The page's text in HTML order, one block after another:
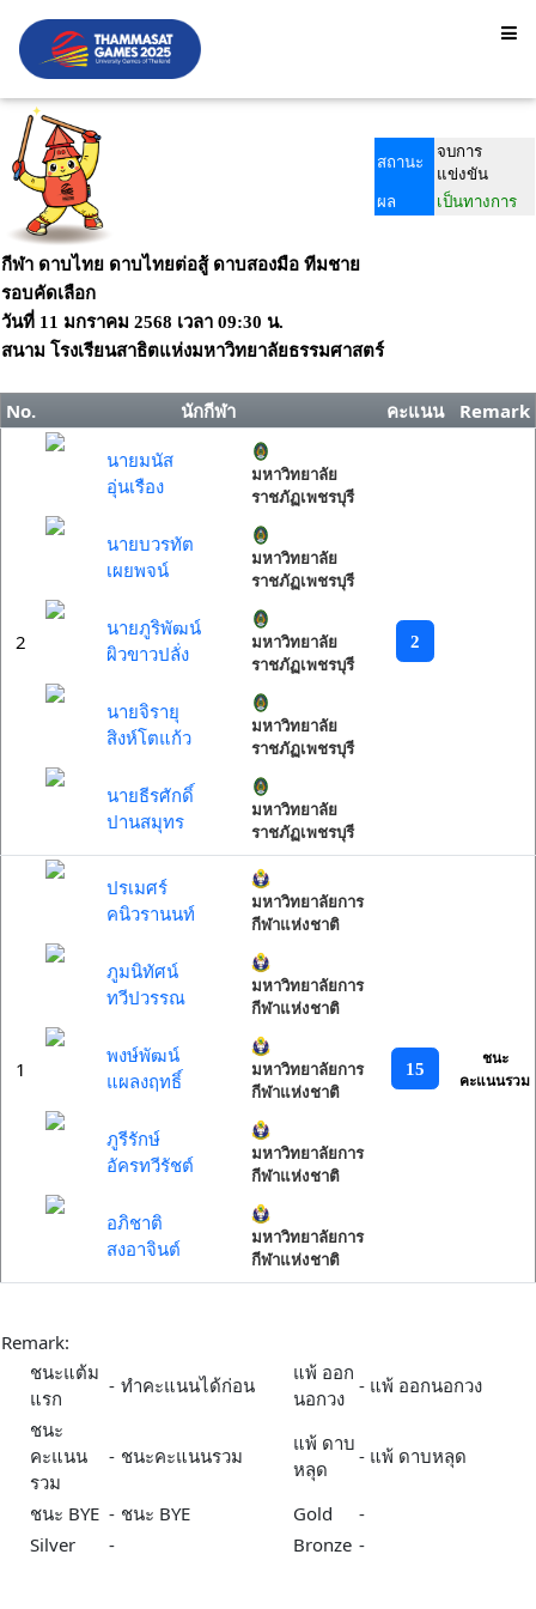
สถานะ
จบการ
แข่งขัน
ผล
เป็นทางการ
กีฬา ดาบไทย ดาบไทยต่อสู้ ดาบสองมือ ทีมชาย
รอบคัดเลือก
วันที่ 11 มกราคม 2568 เวลา 09:30 น.
สนาม โรงเรียนสาธิตแห่งมหาวิทยาลัยธรรมศาสตร์
No. นักกีฬา คะแนน Remark
2
นายมนัส
อุ่นเรือง
มหาวิทยาลัย
ราชภัฏเพชรบุรี
นายบวรทัต
เผยพจน์
มหาวิทยาลัย
ราชภัฏเพชรบุรี
นายภูริพัฒน์
ผิวขาวปลั่ง
มหาวิทยาลัย
ราชภัฏเพชรบุรี
นายจิรายุ
สิงห์โตแก้ว
มหาวิทยาลัย
ราชภัฏเพชรบุรี
นายธีรศักดิ์
ปานสมุทร
มหาวิทยาลัย
ราชภัฏเพชรบุรี
2
1
ปรเมศร์
คนิวรานนท์
มหาวิทยาลัยการ
กีฬาแห่งชาติ
ภูมนิทัศน์
ทวีปวรรณ
มหาวิทยาลัยการ
กีฬาแห่งชาติ
พงษ์พัฒน์
แผลงฤทธิ์
มหาวิทยาลัยการ
กีฬาแห่งชาติ
ภูรีรักษ์
อัครทวีรัชต์
มหาวิทยาลัยการ
กีฬาแห่งชาติ
อภิชาติ
สงอาจินต์
มหาวิทยาลัยการ
กีฬาแห่งชาติ
15
ชนะ
คะแนนรวม
Remark:
ชนะแต้ม
แรก
- ทำคะแนนได้ก่อน
แพ้ ออก
นอกวง
- แพ้ ออกนอกวง
ชนะ
คะแนน
รวม
- ชนะคะแนนรวม
แพ้ ดาบ
หลุด
- แพ้ ดาบหลุด
ชนะ BYE - ชนะ BYE Gold
-
Silver
- Bronze -